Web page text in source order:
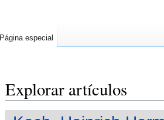
Explorar artículos
Página especial